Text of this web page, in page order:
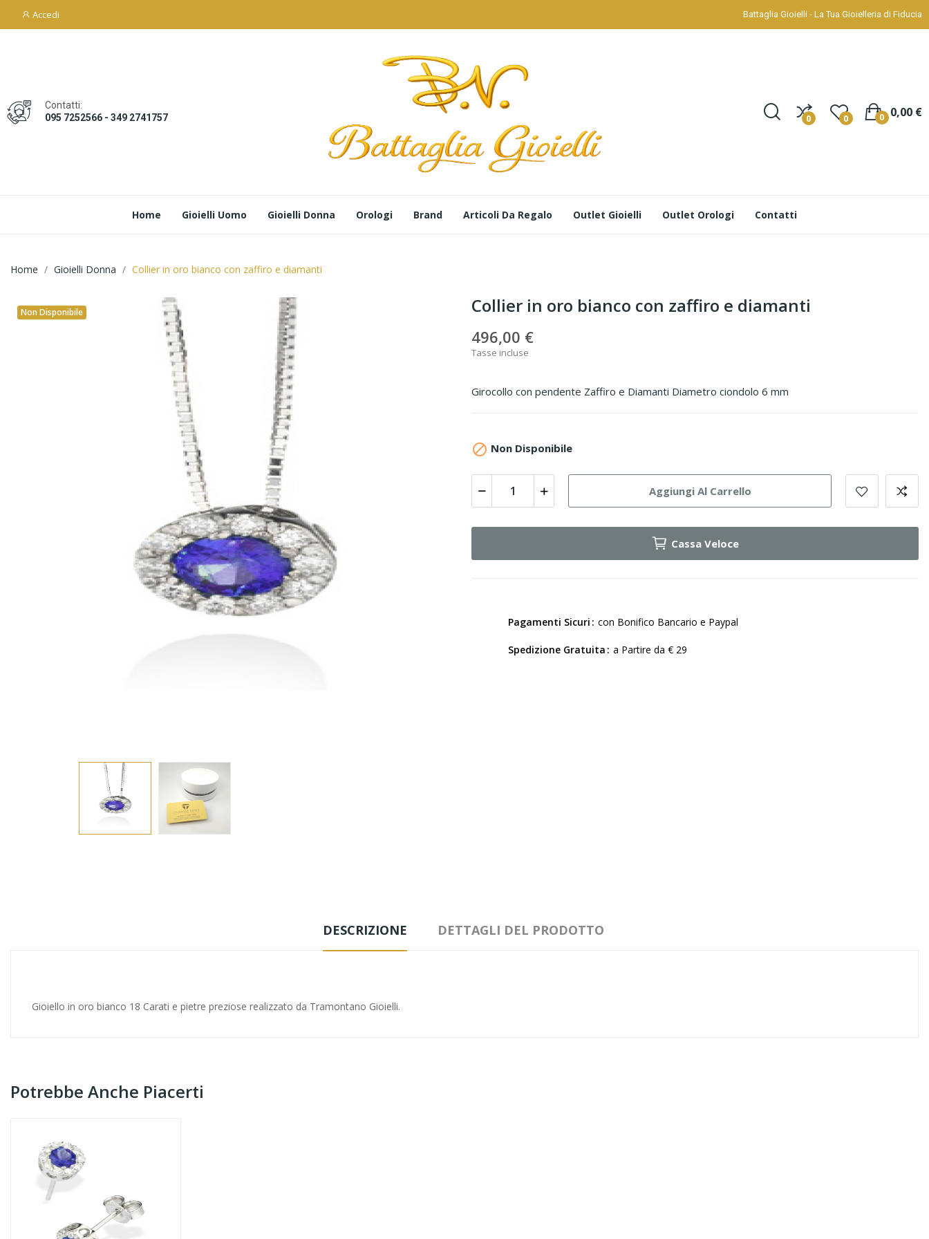
Accedi Battaglia Gioielli - La Tua Gioielleria di Fiducia
Contatti:
095 7252566 - 349 2741757
0 0 0,00 €
0
Home Gioielli Uomo Gioielli Donna Orologi Brand Articoli Da Regalo Outlet Gioielli Outlet Orologi Contatti
Home Gioielli Donna Collier in oro bianco con zaffiro e diamanti
Non Disponibile Collier in oro bianco con zaffiro e diamanti
496,00 €
Tasse incluse
Girocollo con pendente Zaffiro e Diamanti Diametro ciondolo 6 mm
 Non Disponibile
Aggiungi Al Carrello
Cassa Veloce
Pagamenti Sicuri con Bonifico Bancario e Paypal
Spedizione Gratuita a Partire da € 29
DESCRIZIONE DETTAGLI DEL PRODOTTO
Gioiello in oro bianco 18 Carati e pietre preziose realizzato da Tramontano Gioielli.
Potrebbe Anche Piacerti